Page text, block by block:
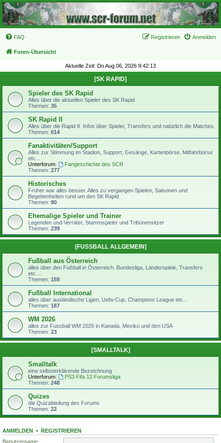
FAQ Anmelden
Registrieren
Foren-Übersicht
Aktuelle Zeit: Do Aug 06, 2026 9:42:13
[SK RAPID]
Spieler des SK Rapid
Alles über die aktuellen Spieler des SK Rapid
Themen: 35
SK Rapid II
Alles über die Rapid II. Infos über Spieler, Transfers und natürlich die Matches.
Themen: 614
Fanaktivitäten/Support
Alles zur Stimmung im Stadion, Support, Gesänge, Kartenbörse, Mitfahrbörse
etc...
Unterforum:
Fangeschichte des SCR
Themen: 277
Historisches
Früher war alles besser. Alles zu vergangen Spielen, Saisonen und
Begebenheiten rund um den SK Rapid
Themen: 80
Ehemalige Spieler und Trainer
Legenden und Verräter, Stammspieler und Tribünensitzer
Themen: 239
[FUSSBALL ALLGEMEIN]
Fußball aus Österreich
alles über den Fußball in Österreich. Bundesliga, Länderspiele, Transfers
etc....
Themen: 159
Fußball International
alles über ausländische Ligen, Uefa-Cup, Champions League etc...
Themen: 187
WM 2026
alles zur Fussball WM 2026 in Kanada, Mexiko und den USA
Themen: 23
[SMALLTALK]
Smalltalk
eine selbsterklärende Bezeichnung
Unterforum:
PS3 Fifa 12 Forumsliga
Themen: 248
Quizes
die Quizabteilung des Forums
Themen: 22
ANMELDEN • REGISTRIEREN
Benutzername: